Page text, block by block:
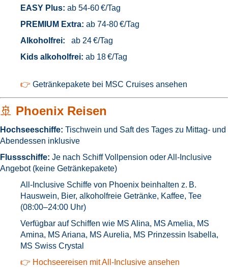
EASY Plus: ab 54-60 €/Tag
PREMIUM Extra: ab 74-80 €/Tag
Alkoholfrei:
ab 24 €/Tag
Kids alkoholfrei: ab 18 €/Tag
👉 Getränkepakete bei MSC Cruises ansehen
🚢 Phoenix Reisen
Hochseeschiffe: Tischwein und Saft des Tages zu Mittag- und
Abendessen inklusive
Flussschiffe: Je nach Schiff Vollpension oder All-Inclusive
Angebot (keine Getränkepakete)
All-Inclusive Schiffe von Phoenix beinhalten z. B.
Hauswein, Bier, alkoholfreie Getränke, Kaffee, Tee
(08:00–24:00 Uhr)
Verfügbar auf Schiffen wie MS Alina, MS Amelia, MS
Amina, MS Ariana, MS Aurelia, MS Prinzessin Isabella,
MS Swiss Crystal
👉 Hochseereisen mit All-Inclusive ansehen